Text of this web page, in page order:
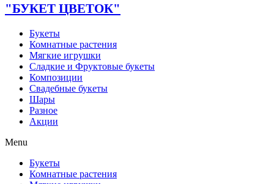
"БУКЕТ ЦВЕТОК"
Букеты
Комнатные растения
Мягкие игрушки
Сладкие и Фруктовые букеты
Композиции
Свадебные букеты
Шары
Разное
Акции
Menu
Букеты
Комнатные растения